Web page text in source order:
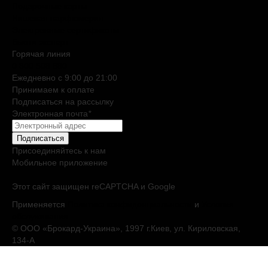
Горячая линия
Ежедневно c 9:00 до 21:00
Принимаем к оплате
Подписаться на рассылку
Электронная почта*
Подписаться
Присоединяйтесь к нам
Мобильное приложение
Этот сайт защищен reCAPTCHA и Google
Применяется
и
© ООО «Брокард-Украина», 1997 г.Киев, ул. Кириловская,
134-А